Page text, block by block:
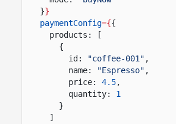
}}
paymentConfig={{
products: [
{
id:
"coffee-001" ,
name:
"Espresso" ,
price:
4.5,
quantity:
1
}
]